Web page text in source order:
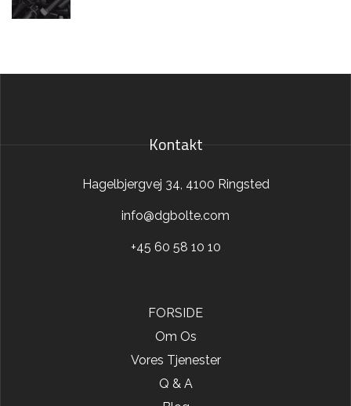
Kontakt
Hagelbjergvej 34, 4100 Ringsted
info@dgbolte.com
+45 60 58 10 10
FORSIDE
Om Os
Vores Tjenester
Q & A